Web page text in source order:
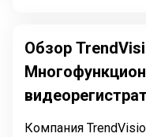
Обзор
Компания